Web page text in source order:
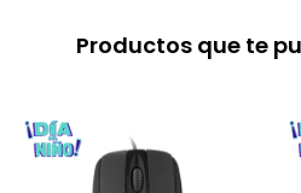
Productos que te